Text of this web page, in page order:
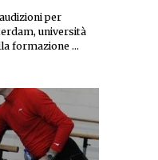
per
università
formazione …